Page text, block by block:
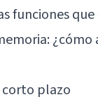
funciones
corto plazo